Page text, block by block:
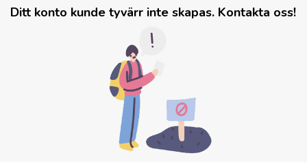
Ditt konto kunde tyvärr inte skapas. Kontakta oss!